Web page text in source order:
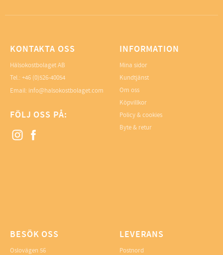
KONTAKTA OSS
Hälsokostbolaget AB
Tel.: +46 (0)526-40054
Email: info@halsokostbolaget.com
FÖLJ OSS PÅ:
INFORMATION
Mina sidor
Kundtjänst
Om oss
Köpvillkor
Policy & cookies
Byte & retur
BESÖK OSS
Oslovägen 56
LEVERANS
Postnord